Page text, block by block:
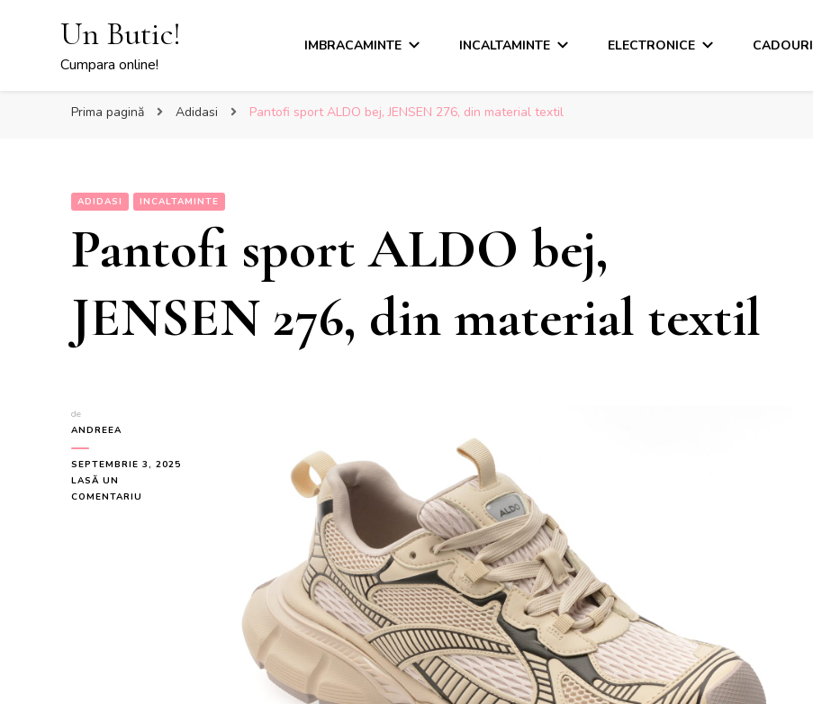
Un Butic!
Cumpara online!
IMBRACAMINTE INCALTAMINTE ELECTRONICE CADOURI
Prima pagină Adidasi Pantofi sport ALDO bej, JENSEN 276, din material textil
ADIDASI INCALTAMINTE
Pantofi sport ALDO bej,
JENSEN 276, din material textil
de
ANDREEA
SEPTEMBRIE 3, 2025
LASĂ UN
COMENTARIU